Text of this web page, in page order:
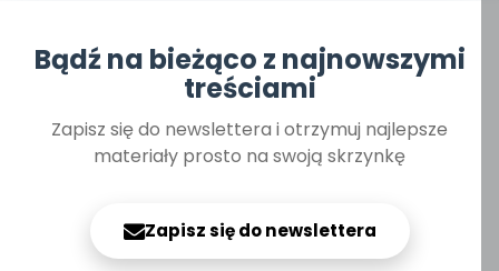
Bądź na bieżąco z najnowszymi
treściami
Zapisz się do newslettera i otrzymuj najlepsze
materiały prosto na swoją skrzynkę
Zapisz się do newslettera